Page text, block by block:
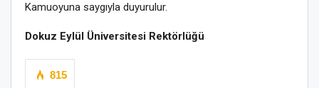
Kamuoyuna saygıyla duyurulur.
Dokuz Eylül Üniversitesi Rektörlüğü
815